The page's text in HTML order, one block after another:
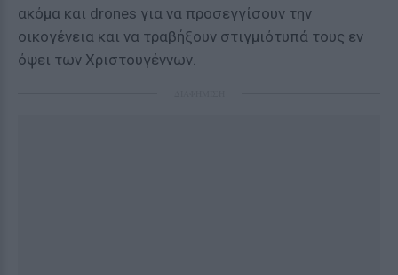
ακόμα και drones για να προσεγγίσουν την
οικογένεια και να τραβήξουν στιγμιότυπά τους εν
όψει των Χριστουγέννων.